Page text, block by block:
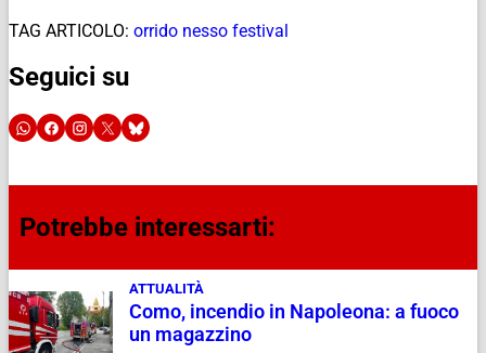
TAG ARTICOLO: orrido nesso festival
Seguici su
Potrebbe interessarti:
ATTUALITÀ
Como, incendio in Napoleona: a fuoco
un magazzino